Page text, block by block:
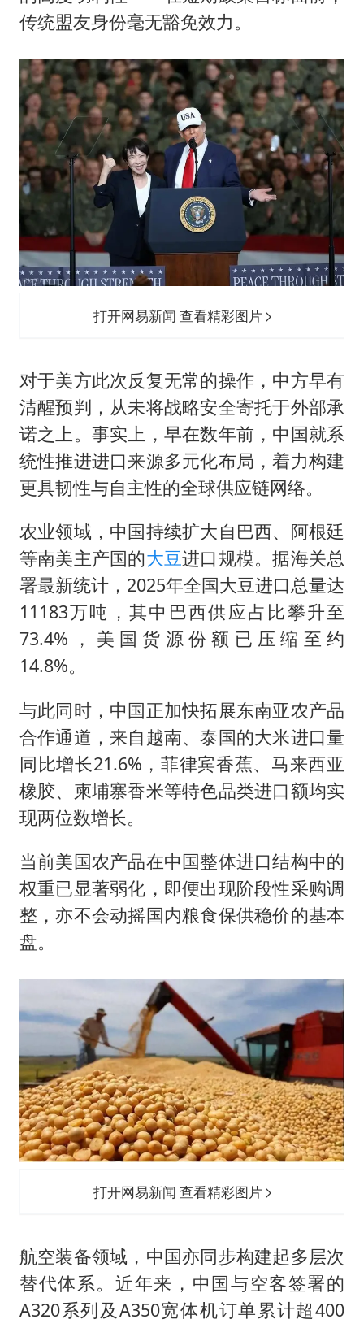
传统盟友身份毫无豁免效力。
打开网易新闻 查看精彩图片
对于美方此次反复无常的操作，中方早有
清醒预判，从未将战略安全寄托于外部承
诺之上。事实上，早在数年前，中国就系
统性推进进口来源多元化布局，着力构建
更具韧性与自主性的全球供应链网络。
农业领域，中国持续扩大自巴西、阿根廷
等南美主产国的大豆进口规模。据海关总
署最新统计，2025年全国大豆进口总量达
11183万吨，其中巴西供应占比攀升至
73.4%，美国货源份额已压缩至约
14.8%。
与此同时，中国正加快拓展东南亚农产品
合作通道，来自越南、泰国的大米进口量
同比增长21.6%，菲律宾香蕉、马来西亚
橡胶、柬埔寨香米等特色品类进口额均实
现两位数增长。
当前美国农产品在中国整体进口结构中的
权重已显著弱化，即便出现阶段性采购调
整，亦不会动摇国内粮食保供稳价的基本
盘。
打开网易新闻 查看精彩图片
航空装备领域，中国亦同步构建起多层次
替代体系。近年来，中国与空客签署的
A320系列及A350宽体机订单累计超400